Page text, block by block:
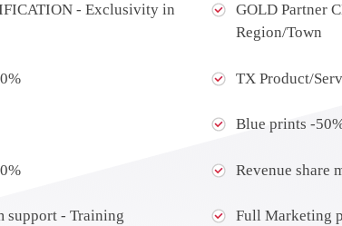
- Exclusivity in
support - Training
GOLD Partner
Region/Town
TX Product/
Blue prints -
Revenue share
Full Marketing